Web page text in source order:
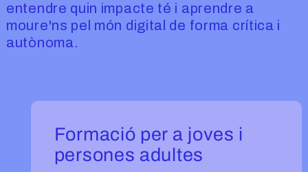
entendre quin impacte té i aprendre a
moure'ns pel món digital de forma crítica i
autònoma.
Formació per a joves i
persones adultes